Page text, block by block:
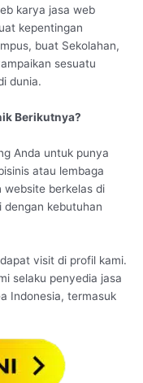
karya jasa web
kepentingan
buat Sekolahan,
sesuatu
dunia.
Berikutnya?
Anda untuk punya
atau lembaga
website berkelas di
dengan kebutuhan
visit di profil kami.
selaku penyedia jasa
Indonesia, termasuk